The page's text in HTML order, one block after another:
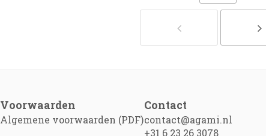
Voorwaarden
Algemene voorwaarden (PDF)
Contact
contact@agami.nl
+31 6 23 26 3078